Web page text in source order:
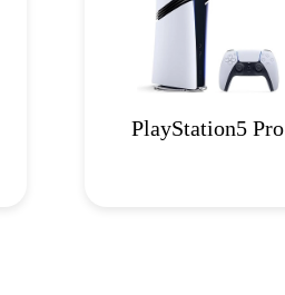
PlayStation5 Pro